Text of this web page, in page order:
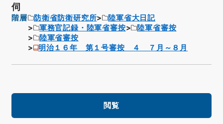
伺
階層 防衛省防衛研究所
陸軍省大日記
軍務官記録・陸軍省審按
陸軍省審按
陸軍省審按
明治１６年 第１号審按 ４ ７月～８月
閲覧